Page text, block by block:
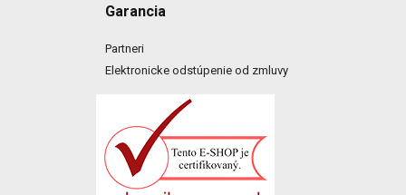
Garancia
Partneri
Elektronicke odstúpenie od zmluvy